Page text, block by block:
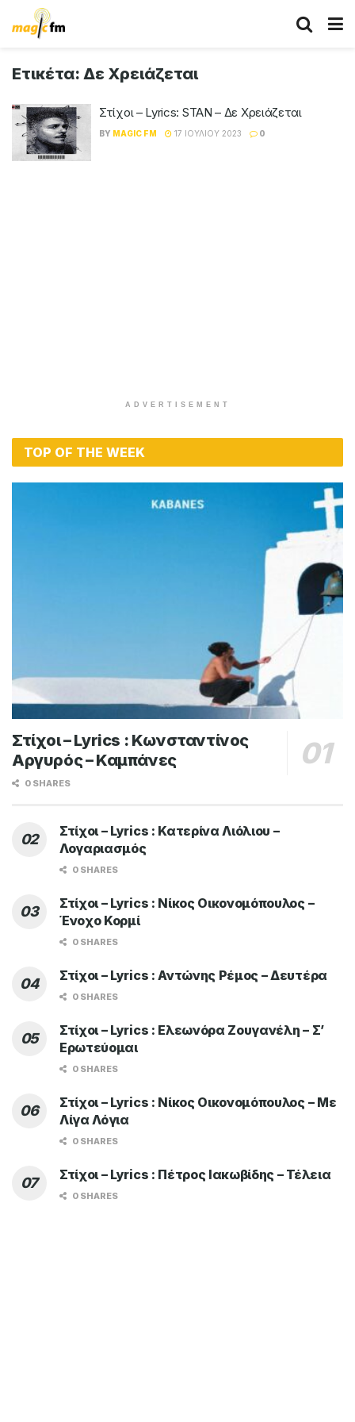
Ετικέτα: Δε Χρειάζεται
Στίχοι – Lyrics: STAN – Δε Χρειάζεται
BY MAGIC FM 17 ΙΟΥΛΊΟΥ 2023 0
ADVERTISEMENT
TOP OF THE WEEK
Στίχοι – Lyrics : Κωνσταντίνος
Αργυρός – Καμπάνες
0 SHARES
Στίχοι – Lyrics : Κατερίνα Λιόλιου –
Λογαριασμός
0 SHARES
Στίχοι – Lyrics : Νίκος Οικονομόπουλος –
Ένοχο Κορμί
0 SHARES
Στίχοι – Lyrics : Αντώνης Ρέμος – Δευτέρα
0 SHARES
Στίχοι – Lyrics : Ελεωνόρα Ζουγανέλη – Σ’
Ερωτεύομαι
0 SHARES
Στίχοι – Lyrics : Νίκος Οικονομόπουλος – Με
Λίγα Λόγια
0 SHARES
Στίχοι – Lyrics : Πέτρος Ιακωβίδης – Τέλεια
0 SHARES